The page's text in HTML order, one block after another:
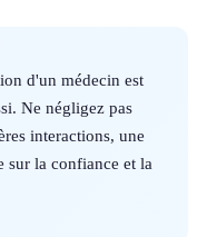
d'un médecin est
Ne négligez pas
interactions, une
sur la confiance et la